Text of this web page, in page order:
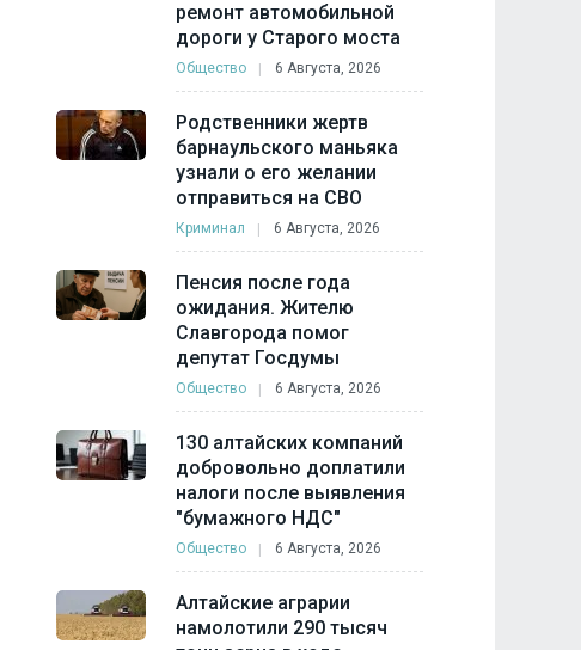
ремонт автомобильной
дороги у Старого моста
Общество 6 Августа, 2026
Родственники жертв
барнаульского маньяка
узнали о его желании
отправиться на СВО
Криминал 6 Августа, 2026
Пенсия после года
ожидания. Жителю
Славгорода помог
депутат Госдумы
Общество 6 Августа, 2026
130 алтайских компаний
добровольно доплатили
налоги после выявления
"бумажного НДС"
Общество 6 Августа, 2026
Алтайские аграрии
намолотили 290 тысяч